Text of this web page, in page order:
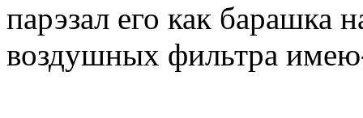
парэзал его как барашка
воздушных фильтра